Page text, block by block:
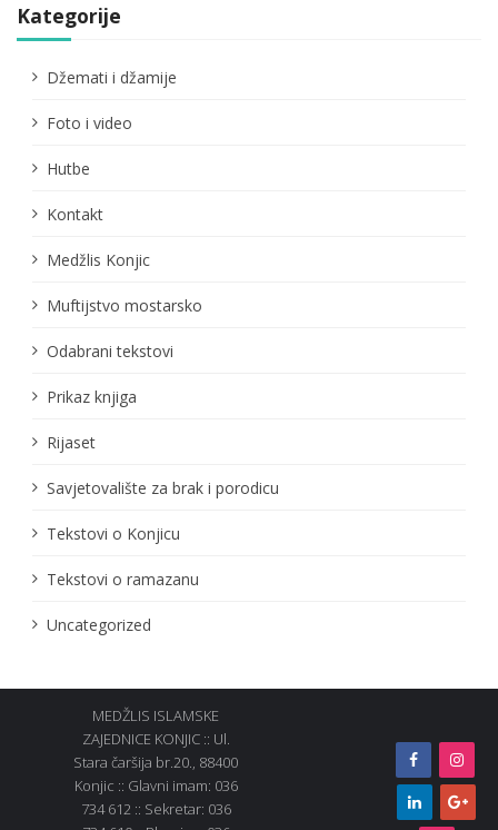
Kategorije
Džemati i džamije
Foto i video
Hutbe
Kontakt
Medžlis Konjic
Muftijstvo mostarsko
Odabrani tekstovi
Prikaz knjiga
Rijaset
Savjetovalište za brak i porodicu
Tekstovi o Konjicu
Tekstovi o ramazanu
Uncategorized
MEDŽLIS ISLAMSKE
ZAJEDNICE KONJIC :: Ul.
Stara čaršija br.20., 88400
Konjic :: Glavni imam: 036
734 612 :: Sekretar: 036